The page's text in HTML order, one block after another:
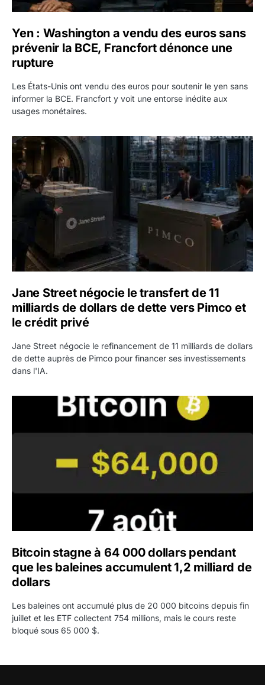
Yen : Washington a vendu des euros sans
prévenir la BCE, Francfort dénonce une
rupture
Les États-Unis ont vendu des euros pour soutenir le yen sans
informer la BCE. Francfort y voit une entorse inédite aux
usages monétaires.
Jane Street négocie le transfert de 11 milliards de
Jane Street négocie le transfert de 11
milliards de dollars de dette vers Pimco et
le crédit privé
Jane Street négocie le refinancement de 11 milliards de dollars
de dette auprès de Pimco pour financer ses investissements
dans l'IA.
Bitcoin stagne à 64 000 dollars pendant que les
Bitcoin stagne à 64 000 dollars pendant
que les baleines accumulent 1,2 milliard de
dollars
Les baleines ont accumulé plus de 20 000 bitcoins depuis fin
juillet et les ETF collectent 754 millions, mais le cours reste
bloqué sous 65 000 $.